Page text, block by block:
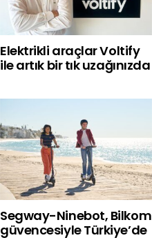
Elektrikli araçlar Voltify
ile artık bir tık uzağınızda
Segway-Ninebot, Bilkom
güvencesiyle Türkiye’de